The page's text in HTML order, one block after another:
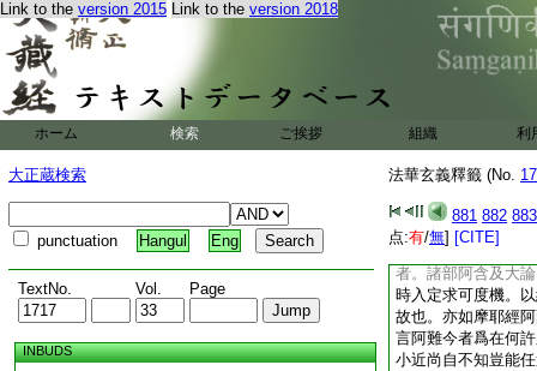
Link to the version 2015 Link to the version 2018
ホーム 検索 ご挨拶 組織 利
大正蔵検索
punctuation Hangul Eng
TextNo. Vol. Page
INBUDS
法華玄義釋籤 (No.
881 882 883
点:有/無] [CITE]
邊有菩薩地名。故
云別爲菩薩。四齊
薩下釋佛地爲二。
於中三異。涅槃異
爲菩薩立忍名等具
9 爲二。初釋。
列別位。三對位四
對位中前九地如文
通教十地於別但名
與三藏辨同異。言
者。諸部阿含及大
時入定求可度機。
故也。亦如摩耶經
言阿難今者爲在何
小近尚自不知豈能